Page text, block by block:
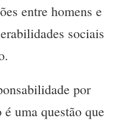
entre homens e
sociais
por
uma questão que